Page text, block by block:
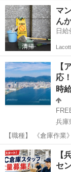
マ
ん
【
応
時
兵庫
【職種】 《倉庫作
《フェリー作業》中
歳まで。 【勤務時間】 〈大工・倉庫〉出勤日数上限→月10日/86hまで
8:00~17...
兵庫 神戸市
【
セ